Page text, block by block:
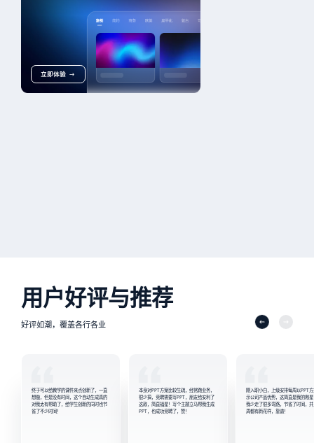
立即体验
用户好评与推荐
好评如潮，覆盖各行各业
终于可以给教学的课件来点创新了，一直
想做，但是没有时间，这个自动生成真的
对我太有帮助了，给学生创新的同时也节
省了不少时间！
本身对PPT方案比较生疏，经常跑业务，
很少搞，竞聘需要写PPT，朋友给安利了
这款，简直福星！写个主题立马帮我生成
PPT，也成功竞聘了，赞！
刚入职小白，上级安排每周以PPT
示公司产品优势，这简直是我的救
我少走了很多弯路，节省了时间，
周都有新花样，靠谱！